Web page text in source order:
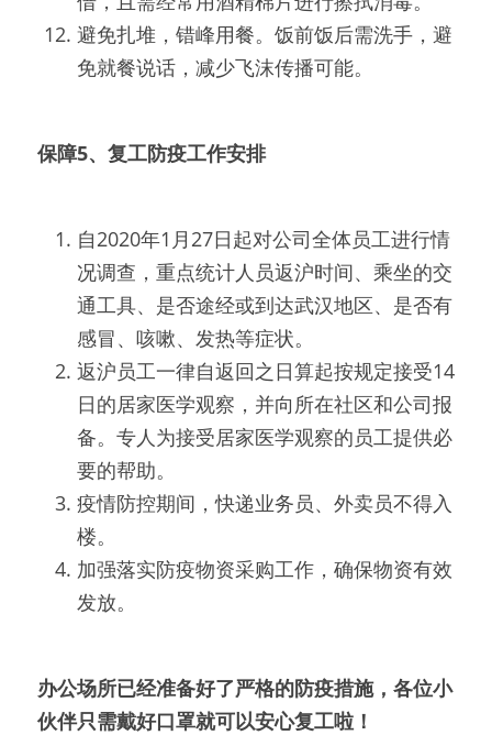
避免扎堆，错峰用餐。饭前饭后需洗手，避
免就餐说话，减少飞沫传播可能。
保障5、复工防疫工作安排
自2020年1月27日起对公司全体员工进行情
况调查，重点统计人员返沪时间、乘坐的交
通工具、是否途经或到达武汉地区、是否有
感冒、咳嗽、发热等症状。
返沪员工一律自返回之日算起按规定接受14
日的居家医学观察，并向所在社区和公司报
备。专人为接受居家医学观察的员工提供必
要的帮助。
疫情防控期间，快递业务员、外卖员不得入
楼。
加强落实防疫物资采购工作，确保物资有效
发放。
办公场所已经准备好了严格的防疫措施，各位小
伙伴只需戴好口罩就可以安心复工啦！